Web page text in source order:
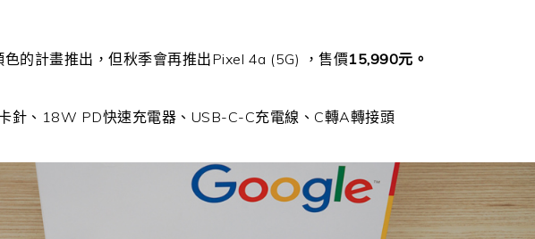
的計畫推出，但秋季會再推出Pixel 4a (5G) ，售價15,990元。
針、18W PD快速充電器、USB-C-C充電線、C轉A轉接頭